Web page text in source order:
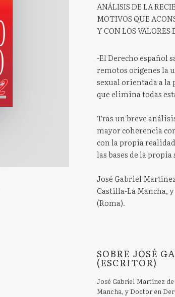
ANÁLISIS DE LA
MOTIVOS QUE
Y CON LOS
-El Derecho español
remotos orígenes la
sexual orientada a la
que elimina todas
Tras un breve
mayor coherencia
con la propia
las bases de la
José Gabriel
Castilla-La Mancha,
(Roma).
SOBRE JOSÉ
(ESCRITOR)
José Gabriel Martínez
Mancha, y Doctor en